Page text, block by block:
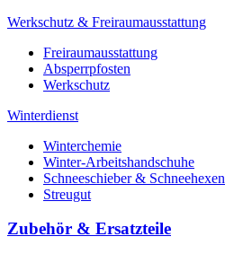
Werkschutz & Freiraumausstattung
Freiraumausstattung
Absperrpfosten
Werkschutz
Winterdienst
Winterchemie
Winter-Arbeitshandschuhe
Schneeschieber & Schneehexen
Streugut
Zubehör & Ersatzteile